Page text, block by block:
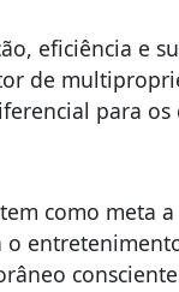
eficiência e
de
para os
como meta